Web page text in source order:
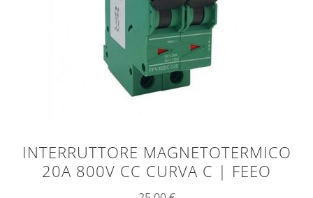
INTERRUTTORE MAGNETOTERMICO
20A 800V CC CURVA C | FEEO